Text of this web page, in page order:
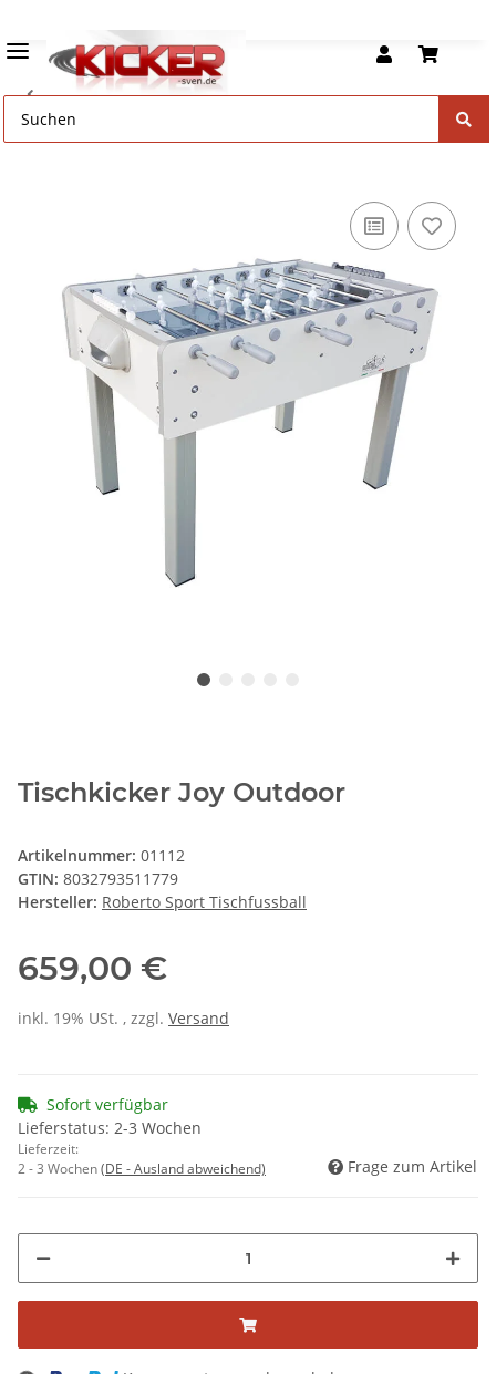
Tischkicker Outdoor
Tischkicker Joy Outdoor
Artikelnummer: 01112
GTIN: 8032793511779
Hersteller: Roberto Sport Tischfussball
659,00 €
inkl. 19% USt. , zzgl. Versand
Sofort verfügbar
Lieferstatus: 2-3 Wochen
Lieferzeit:
2 - 3 Wochen(DE - Ausland abweichend) Frage zum Artikel